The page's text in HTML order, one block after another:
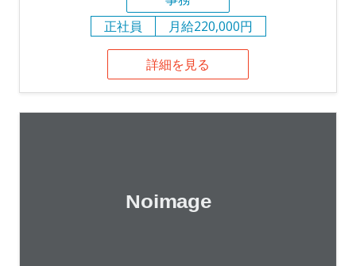
正社員
月給220,000円
詳細を見る